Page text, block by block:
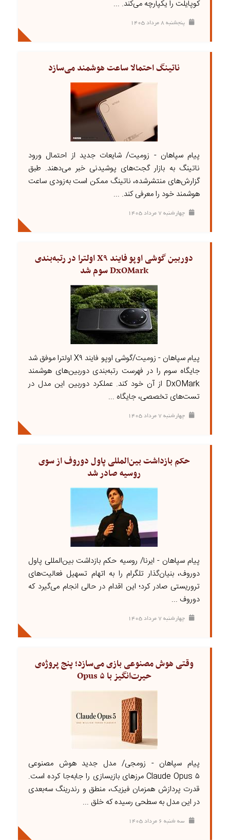
کوپایلت را یکپارچه می‌کند. ...
پنجشنبه ۸ مرداد ۱۴۰۵
ناتینگ احتمالا ساعت هوشمند می‌سازد
پیام سپاهان - زومیت/ شایعات جدید از احتمال ورود
ناتینگ به بازار گجت‌های پوشیدنی خبر می‌دهند. طبق
گزارش‌های منتشرشده، ناتینگ ممکن است به‌زودی ساعت
هوشمند خود را معرفی کند. ...
چهارشنبه ۷ مرداد ۱۴۰۵
دوربین گوشی اوپو فایند X۹ اولترا در رتبه‌بندی
DxOMark سوم شد
پیام سپاهان - زومیت/گوشی اوپو فایند X۹ اولترا موفق شد
جایگاه سوم را در فهرست رتبه‌بندی دوربین‌های هوشمند
DxOMark از آن خود کند. عملکرد دوربین این مدل در
تست‌های تخصصی، جایگاه ...
چهارشنبه ۷ مرداد ۱۴۰۵
حکم بازداشت بین‌المللی پاول دوروف از سوی
روسیه صادر شد
پیام سپاهان - ایرنا/ روسیه حکم بازداشت بین‌المللی پاول
دوروف، بنیان‌گذار تلگرام را به اتهام تسهیل فعالیت‌های
تروریستی صادر کرد؛ این اقدام در حالی انجام می‌گیرد که
دوروف ...
چهارشنبه ۷ مرداد ۱۴۰۵
وقتی هوش مصنوعی بازی می‌سازد؛ پنج پروژه‌ی
حیرت‌انگیز با Opus ۵
پیام سپاهان - زومجی/ مدل جدید هوش مصنوعی
Claude Opus ۵ مرزهای بازیسازی را جابه‌جا کرده است.
قدرت پردازش همزمان فیزیک، منطق و رندرینگ سه‌بعدی
در این مدل به سطحی رسیده که خلق ...
سه شنبه ۶ مرداد ۱۴۰۵